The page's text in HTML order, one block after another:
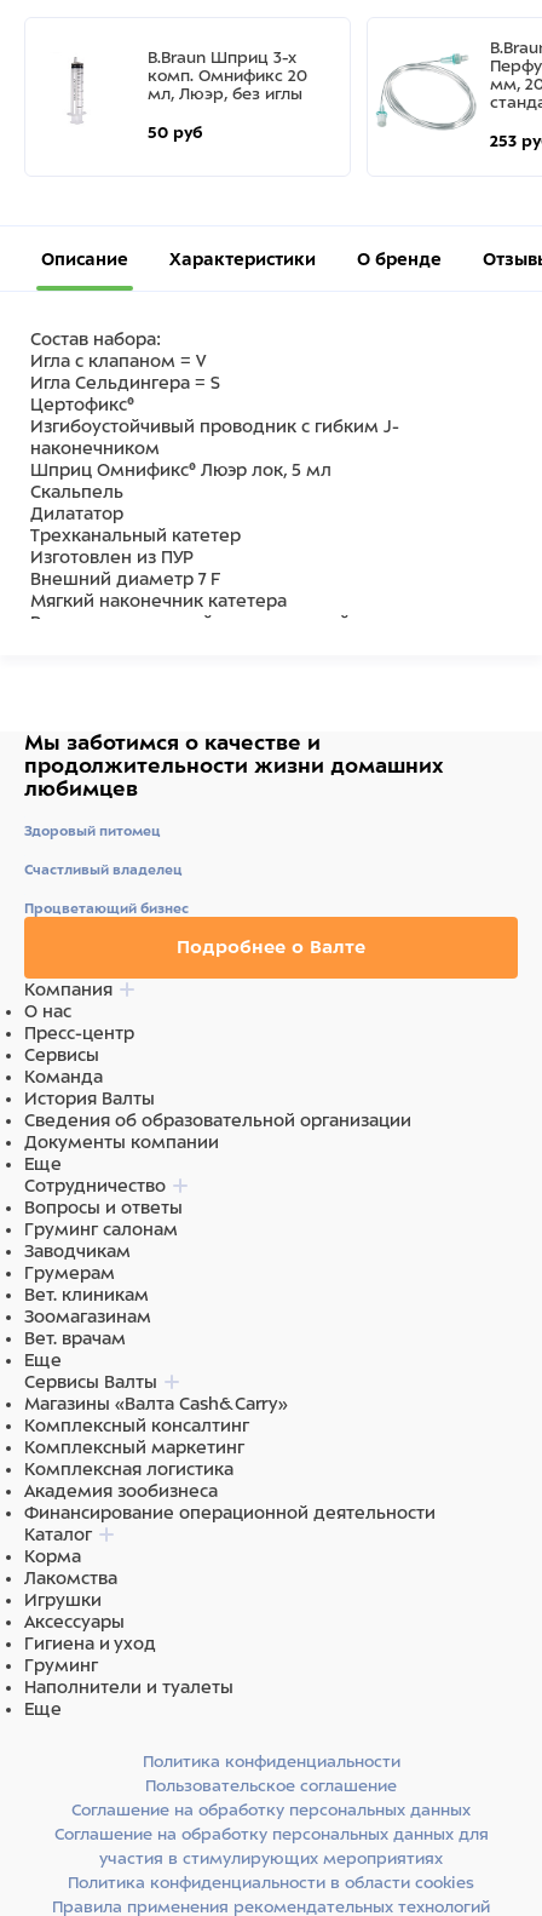
B.Braun Шприц 3-х
комп. Омнификс 20
мл, Люэр, без иглы
50 руб
мм,
253
Описание Характеристики О бренде
Состав набора:
Игла с клапаном = V
Игла Сельдингера = S
Цертофикс®
Изгибоустойчивый проводник с гибким J-
наконечником
Шприц Омнификс® Люэр лок, 5 мл
Скальпель
Дилататор
Трехканальный катетер
Изготовлен из ПУР
Внешний диаметр 7 F
Мягкий наконечник катетера
Рентгенконтрастный, непрозрачный
Цветовая кодировка коннекторов Люэр лок
Фиксирующие крылья в месте соединения каналов
для предупреждения смещения катетера
Передвижные регулируемые крылья для надежной
20 и 30 см)
Соединительный ЭКГ-кабель
Мы заботимся о качестве и
продолжительности жизни домашних
любимцев
Здоровый питомец
Счастливый владелец
Процветающий бизнес
Подробнее о Валте
Компания
О нас
Пресс-центр
Сервисы
Команда
История Валты
Сведения об образовательной организации
Документы компании
Еще
Сотрудничество
Вопросы и ответы
Груминг салонам
Заводчикам
Грумерам
Вет. клиникам
Зоомагазинам
Вет. врачам
Еще
Сервисы Валты
Магазины «Валта Cash&Carry»
Комплексный консалтинг
Комплексный маркетинг
Комплексная логистика
Академия зообизнеса
Финансирование операционной деятельности
Каталог
Корма
Лакомства
Игрушки
Аксессуары
Гигиена и уход
Груминг
Наполнители и туалеты
Еще
Политика конфиденциальности
Пользовательское соглашение
Соглашение на обработку персональных данных
Соглашение на обработку персональных данных для
участия в стимулирующих мероприятиях
Политика конфиденциальности в области cookies
Правила применения рекомендательных технологий